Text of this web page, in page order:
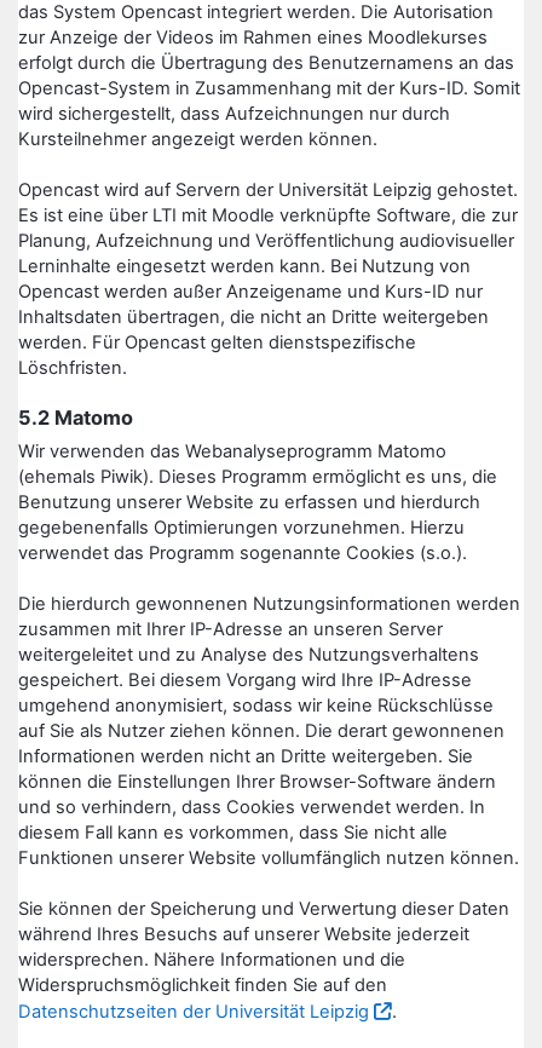
das System Opencast integriert werden. Die Autorisation
zur Anzeige der Videos im Rahmen eines Moodlekurses
erfolgt durch die Übertragung des Benutzernamens an das
Opencast-System in Zusammenhang mit der Kurs-ID. Somit
wird sichergestellt, dass Aufzeichnungen nur durch
Kursteilnehmer angezeigt werden können.
Opencast wird auf Servern der Universität Leipzig gehostet.
Es ist eine über LTI mit Moodle verknüpfte Software, die zur
Planung, Aufzeichnung und Veröffentlichung audiovisueller
Lerninhalte eingesetzt werden kann. Bei Nutzung von
Opencast werden außer Anzeigename und Kurs-ID nur
Inhaltsdaten übertragen, die nicht an Dritte weitergeben
werden. Für Opencast gelten dienstspezifische
Löschfristen.
5.2 Matomo
Wir verwenden das Webanalyseprogramm Matomo
(ehemals Piwik). Dieses Programm ermöglicht es uns, die
Benutzung unserer Website zu erfassen und hierdurch
gegebenenfalls Optimierungen vorzunehmen. Hierzu
verwendet das Programm sogenannte Cookies (s.o.).
Die hierdurch gewonnenen Nutzungsinformationen werden
zusammen mit Ihrer IP-Adresse an unseren Server
weitergeleitet und zu Analyse des Nutzungsverhaltens
gespeichert. Bei diesem Vorgang wird Ihre IP-Adresse
umgehend anonymisiert, sodass wir keine Rückschlüsse
auf Sie als Nutzer ziehen können. Die derart gewonnenen
Informationen werden nicht an Dritte weitergeben. Sie
können die Einstellungen Ihrer Browser-Software ändern
und so verhindern, dass Cookies verwendet werden. In
diesem Fall kann es vorkommen, dass Sie nicht alle
Funktionen unserer Website vollumfänglich nutzen können.
Sie können der Speicherung und Verwertung dieser Daten
während Ihres Besuchs auf unserer Website jederzeit
widersprechen. Nähere Informationen und die
Widerspruchsmöglichkeit finden Sie auf den
Datenschutzseiten der Universität Leipzig
.